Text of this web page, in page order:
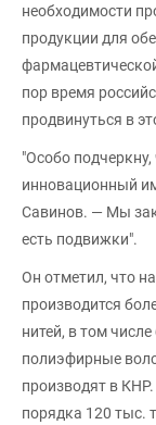
необходимости
продукции для
пор время
продвинуться в
"Особо
инновационный
Савинов. — Мы
есть подвижки".
Он отметил, что
производится
нитей, в том
полиэфирные
производят в
порядка 120 тыс.